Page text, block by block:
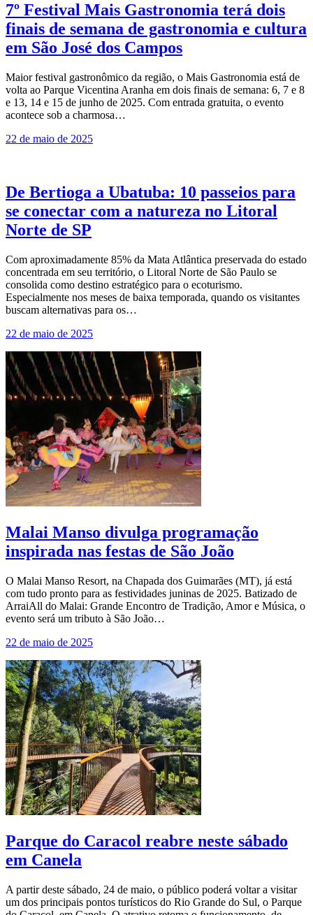
7º Festival Mais Gastronomia terá dois
finais de semana de gastronomia e cultura
em São José dos Campos
Maior festival gastronômico da região, o Mais Gastronomia está de
volta ao Parque Vicentina Aranha em dois finais de semana: 6, 7 e 8
e 13, 14 e 15 de junho de 2025. Com entrada gratuita, o evento
acontece sob a charmosa…
22 de maio de 2025
De Bertioga a Ubatuba: 10 passeios para
se conectar com a natureza no Litoral
Norte de SP
Com aproximadamente 85% da Mata Atlântica preservada do estado
concentrada em seu território, o Litoral Norte de São Paulo se
consolida como destino estratégico para o ecoturismo.
Especialmente nos meses de baixa temporada, quando os visitantes
buscam alternativas para os…
22 de maio de 2025
Malai Manso divulga programação
inspirada nas festas de São João
O Malai Manso Resort, na Chapada dos Guimarães (MT), já está
com tudo pronto para as festividades juninas de 2025. Batizado de
ArraiAll do Malai: Grande Encontro de Tradição, Amor e Música, o
evento será um tributo à São João…
22 de maio de 2025
Parque do Caracol reabre neste sábado
em Canela
A partir deste sábado, 24 de maio, o público poderá voltar a visitar
um dos principais pontos turísticos do Rio Grande do Sul, o Parque